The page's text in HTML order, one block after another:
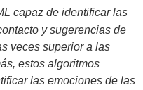
capaz de identificar las
y sugerencias de
veces superior a las
estos algoritmos
las emociones de las